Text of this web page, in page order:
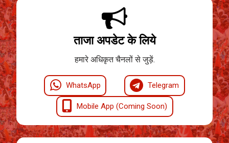
ताजा अपडेट के लिये
हमारे अधिकृत चैनलों से जुड़ें.
WhatsApp Telegram
Mobile App (Coming Soon)